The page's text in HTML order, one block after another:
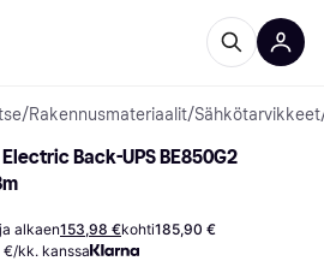
/Rakennusmateriaalit/Sähkötarvikkeet
Back-UPS BE850G2
alkaen153,98 €kohti185,90 €
€/kk. kanssa